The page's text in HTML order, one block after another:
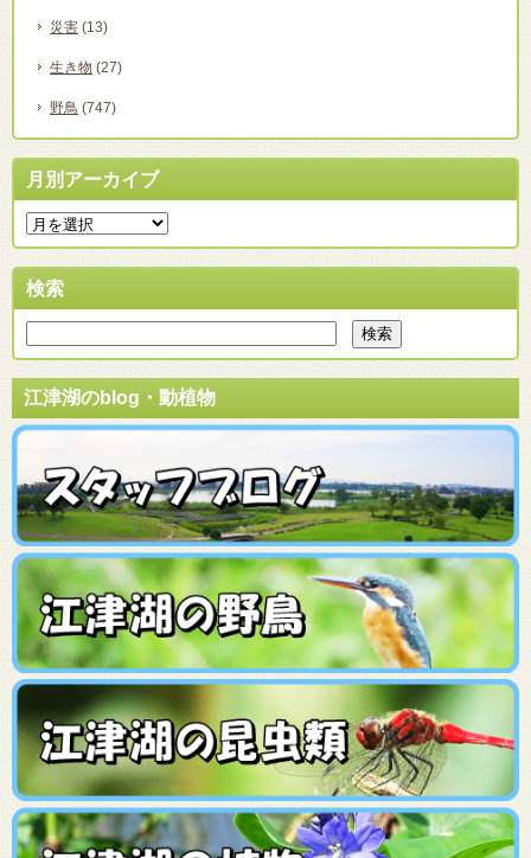
災害 (13)
生き物 (27)
野鳥 (747)
月別アーカイブ
検索
江津湖のblog・動植物